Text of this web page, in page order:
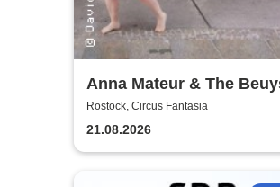
Anna Mateur & The
Kaoshüter
Rostock, Circus Fantasia
21.08.2026